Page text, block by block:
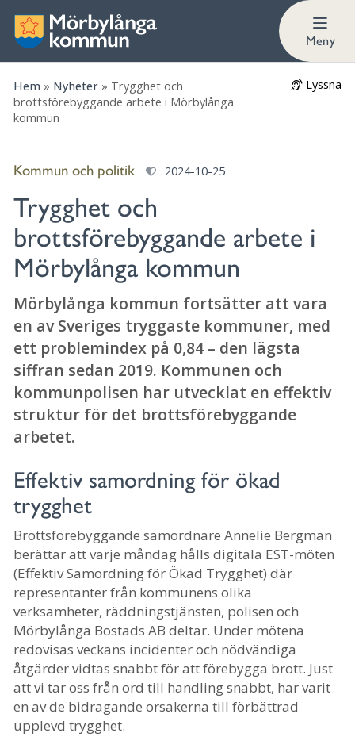
Meny
Hem » Nyheter » Trygghet och
brottsförebyggande arbete i Mörbylånga
kommun
Lyssna
Kommun och politik 2024-10-25
Trygghet och
brottsförebyggande arbete i
Mörbylånga kommun
Mörbylånga kommun fortsätter att vara
en av Sveriges tryggaste kommuner, med
ett problemindex på 0,84 – den lägsta
siffran sedan 2019. Kommunen och
kommunpolisen har utvecklat en effektiv
struktur för det brottsförebyggande
arbetet.
Effektiv samordning för ökad
trygghet
Brottsförebyggande samordnare Annelie Bergman
berättar att varje måndag hålls digitala EST-möten
(Effektiv Samordning för Ökad Trygghet) där
representanter från kommunens olika
verksamheter, räddningstjänsten, polisen och
Mörbylånga Bostads AB deltar. Under mötena
redovisas veckans incidenter och nödvändiga
åtgärder vidtas snabbt för att förebygga brott. Just
att vi tar oss från ord till handling snabbt, har varit
en av de bidragande orsakerna till förbättrad
upplevd trygghet.